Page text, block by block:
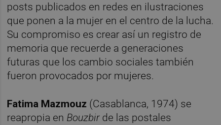
posts publicados en redes en ilustraciones
que ponen a la mujer en el centro de la lucha.
Su compromiso es crear así un registro de
memoria que recuerde a generaciones
futuras que los cambio sociales también
fueron provocados por mujeres.
Fatima Mazmouz (Casablanca, 1974) se
reapropia en Bouzbir de las postales